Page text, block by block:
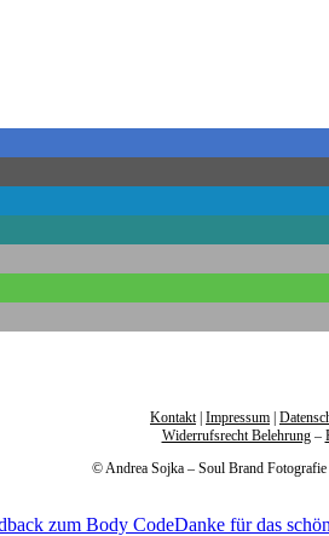
Kontakt| Impressum
Widerrufsrecht Belehrung–
© Andrea Sojka – Soul Brand
Danke für das